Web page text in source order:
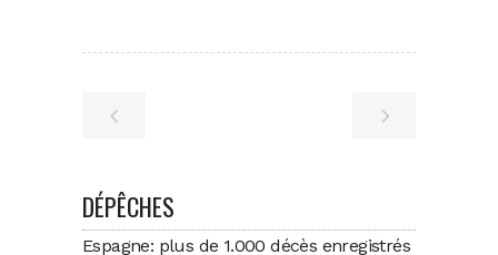
DÉPÊCHES
Espagne: plus de 1.000 décès enregistrés